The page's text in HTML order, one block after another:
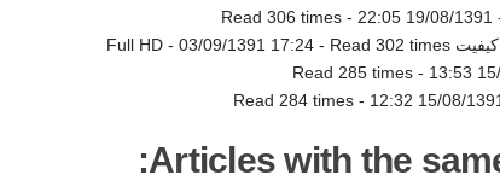
19/08/1391 22:05
-
Read 306 times
03/09/1391 17:24- Read 302 times
15/
-
Read 285 times
15/08/1391 12:32
-
Read 284 times
Articles with the